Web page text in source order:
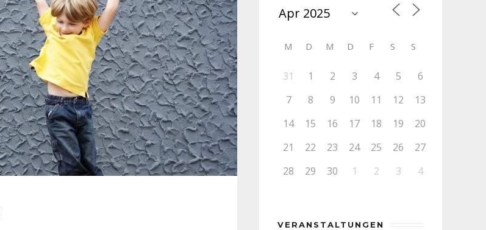
M D M D F S S
31 1 2 3 4 5
6
7
8 9 10 11 12
13
14
15 16 17 18 19
20
21
22 23 24 25 26
27
28
29 30 1 2 3 4
VERANSTALTUNGEN